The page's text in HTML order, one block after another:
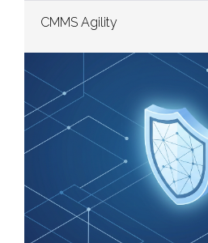
CMMS Agility